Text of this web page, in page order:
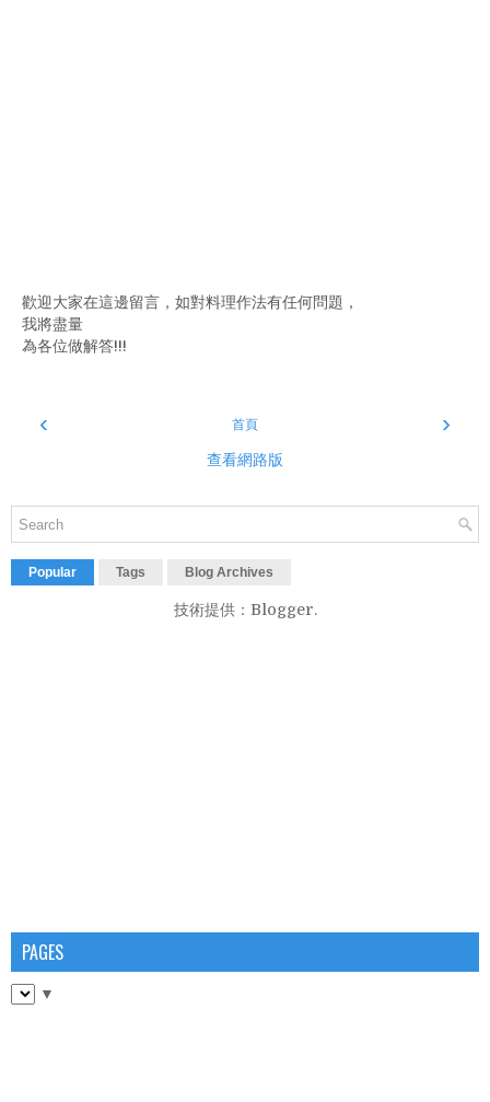
歡迎大家在這邊留言，如對料理作法有任何問題，
我將盡量
為各位做解答!!!
‹ ›
首頁
查看網路版
Popular Tags Blog Archives
技術提供： Blogger.
PAGES
▼